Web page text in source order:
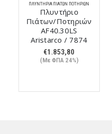
ΠΛΥΝΤΉΡΙΑ ΠΙΆΤΩΝ ΠΟΤΗΡΙΏΝ
Πλυντήριο
Πιάτων/Ποτηριών
AF40.30LS
Aristarco / 7874
€1.853,80
(Με ΦΠΑ 24%)